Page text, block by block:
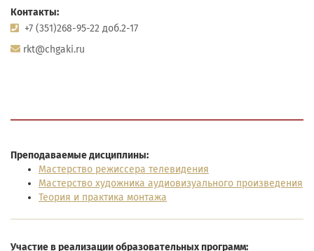
Контакты:
+7 (351)268-95-22 доб.2-17
rkt@chgaki.ru
Преподаваемые дисциплины:
Мастерство режиссера телевидения
Мастерство художника аудиовизуального произведения
Теория и практика монтажа
Участие в реализации образовательных программ: